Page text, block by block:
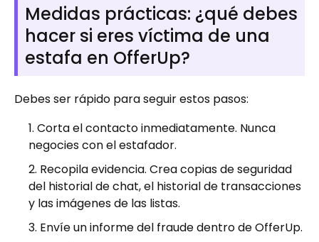
Medidas prácticas: ¿qué debes
hacer si eres víctima de una
estafa en OfferUp?
Debes ser rápido para seguir estos pasos:
Corta el contacto inmediatamente. Nunca
negocies con el estafador.
Recopila evidencia. Crea copias de seguridad
del historial de chat, el historial de transacciones
y las imágenes de las listas.
Envíe un informe del fraude dentro de OfferUp.